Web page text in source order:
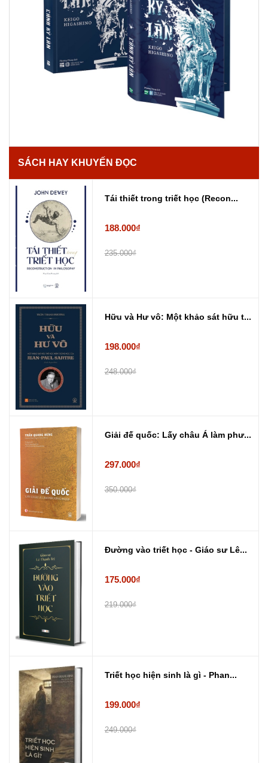
SÁCH HAY KHUYẾN ĐỌC
Tái thiết trong triết học (Recon...
188.000₫
235.000₫
Hữu và Hư vô: Một khảo sát hữu t...
198.000₫
248.000₫
Giải đế quốc: Lấy châu Á làm phư...
297.000₫
350.000₫
Đường vào triết học - Giáo sư Lê...
175.000₫
219.000₫
Triết học hiện sinh là gì - Phan...
199.000₫
249.000₫